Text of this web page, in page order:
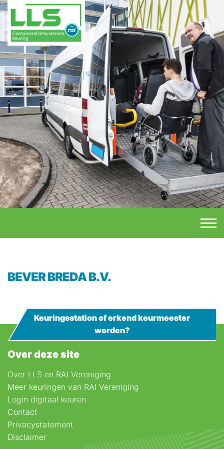
BEVER BREDA B.V.
Over deze site
Over LLS en RAI Vereniging
Meer keuringen van RAI Vereniging
Login digitaal keuren
Contact
Privacystatement
Disclaimer
Keuringsstation of erkend keurmeester
worden?